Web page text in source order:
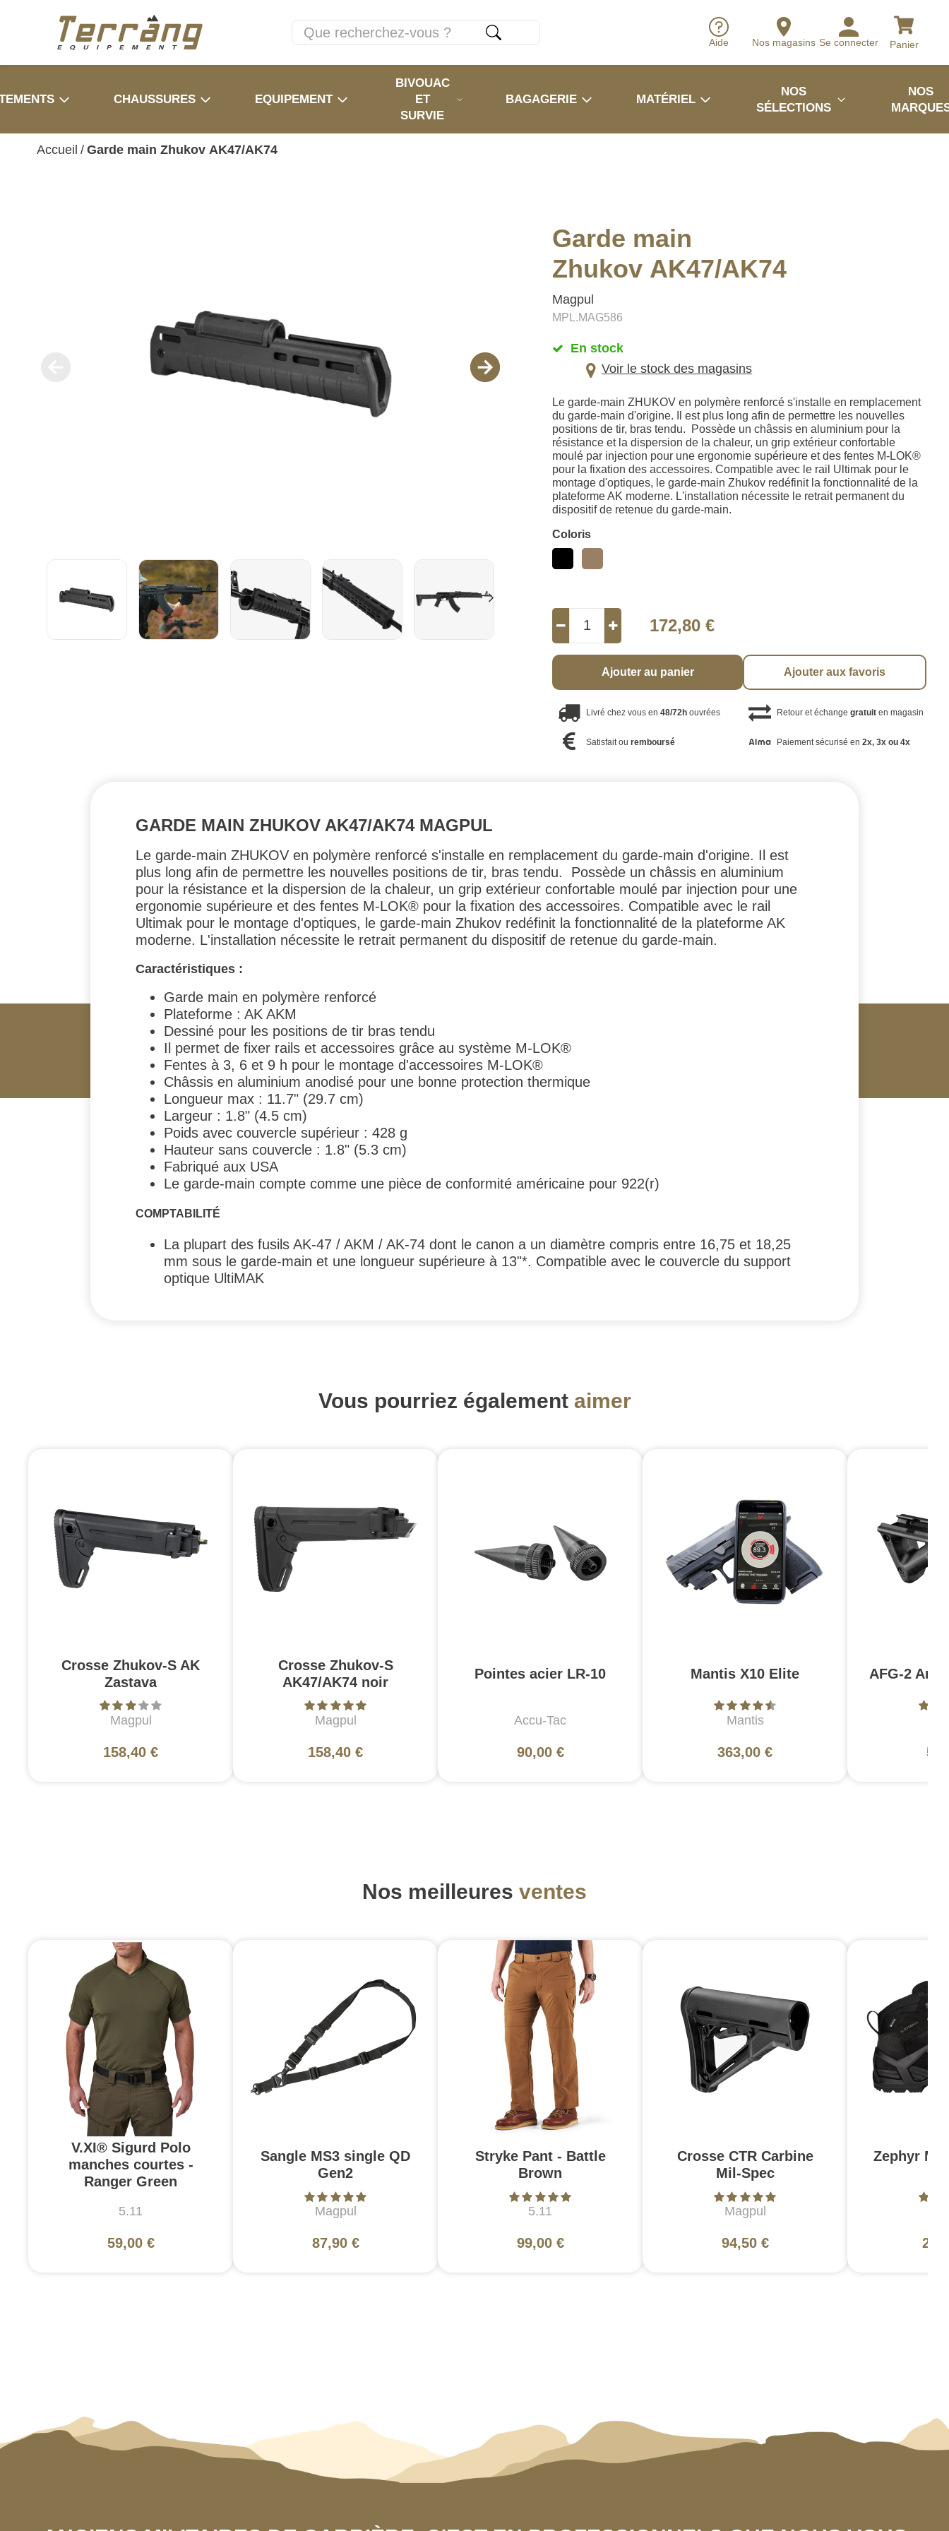
Aide Nos magasins Se connecter Panier
CHAUSSURES EQUIPEMENT
BIVOUAC
ET
SURVIE
BAGAGERIE MATÉRIEL
NOS
SÉLECTIONS
NOS
Accueil / Garde main Zhukov AK47/AK74
Garde main
Zhukov AK47/AK74
Magpul
MPL.MAG586
En stock
Voir le stock des magasins
Le garde-main ZHUKOV en polymère renforcé s'installe en remplacement
du garde-main d'origine. Il est plus long afin de permettre les nouvelles
positions de tir, bras tendu. Possède un châssis en aluminium pour la
résistance et la dispersion de la chaleur, un grip extérieur confortable
moulé par injection pour une ergonomie supérieure et des fentes M-LOK®
pour la fixation des accessoires. Compatible avec le rail Ultimak pour le
montage d'optiques, le garde-main Zhukov redéfinit la fonctionnalité de la
plateforme AK moderne. L'installation nécessite le retrait permanent du
dispositif de retenue du garde-main.
Coloris
172,80 €
Ajouter au panier Ajouter aux favoris
Livré chez vous en48/72h ouvrées Retour et échange gratuiten magasin
Satisfait ouremboursé Paiement sécurisé en 2x, 3x ou 4x
GARDE MAIN ZHUKOV AK47/AK74 MAGPUL
Le garde-main ZHUKOV en polymère renforcé s'installe en remplacement du garde-main d'origine. Il est
plus long afin de permettre les nouvelles positions de tir, bras tendu. Possède un châssis en aluminium
pour la résistance et la dispersion de la chaleur, un grip extérieur confortable moulé par injection pour une
ergonomie supérieure et des fentes M-LOK® pour la fixation des accessoires. Compatible avec le rail
Ultimak pour le montage d'optiques, le garde-main Zhukov redéfinit la fonctionnalité de la plateforme AK
moderne. L'installation nécessite le retrait permanent du dispositif de retenue du garde-main.
Caractéristiques :
Garde main en polymère renforcé
Plateforme : AK AKM
Dessiné pour les positions de tir bras tendu
Il permet de fixer rails et accessoires grâce au système M-LOK®
Fentes à 3, 6 et 9 h pour le montage d'accessoires M-LOK®
Châssis en aluminium anodisé pour une bonne protection thermique
Longueur max : 11.7" (29.7 cm)
Largeur : 1.8" (4.5 cm)
Poids avec couvercle supérieur : 428 g
Hauteur sans couvercle : 1.8" (5.3 cm)
Fabriqué aux USA
Le garde-main compte comme une pièce de conformité américaine pour 922(r)
COMPTABILITÉ
La plupart des fusils AK-47 / AKM / AK-74 dont le canon a un diamètre compris entre 16,75 et 18,25
mm sous le garde-main et une longueur supérieure à 13"*. Compatible avec le couvercle du support
optique UltiMAK
Vous pourriez également aimer
Crosse Zhukov-S AK
Zastava
Magpul
158,40 €
Crosse Zhukov-S
AK47/AK74 noir
Magpul
158,40 €
Pointes acier LR-10
Accu-Tac
90,00 €
Mantis X10 Elite
Mantis
363,00 €
AFG-2
Nos meilleures ventes
V.XI® Sigurd Polo
manches courtes -
Ranger Green
5.11
59,00 €
Sangle MS3 single QD
Gen2
Magpul
87,90 €
Stryke Pant - Battle
Brown
5.11
99,00 €
Crosse CTR Carbine
Mil-Spec
Magpul
94,50 €
Zephyr